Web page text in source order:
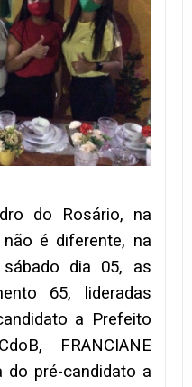
do Rosário, na
não é diferente, na
dia 05, as
65, lideradas
a Prefeito
FRANCIANE
do pré-candidato a